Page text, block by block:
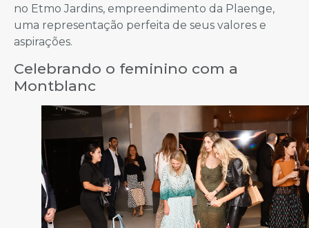
no Etmo Jardins, empreendimento da Plaenge,
uma representação perfeita de seus valores e
aspirações.
Celebrando o feminino com a
Montblanc